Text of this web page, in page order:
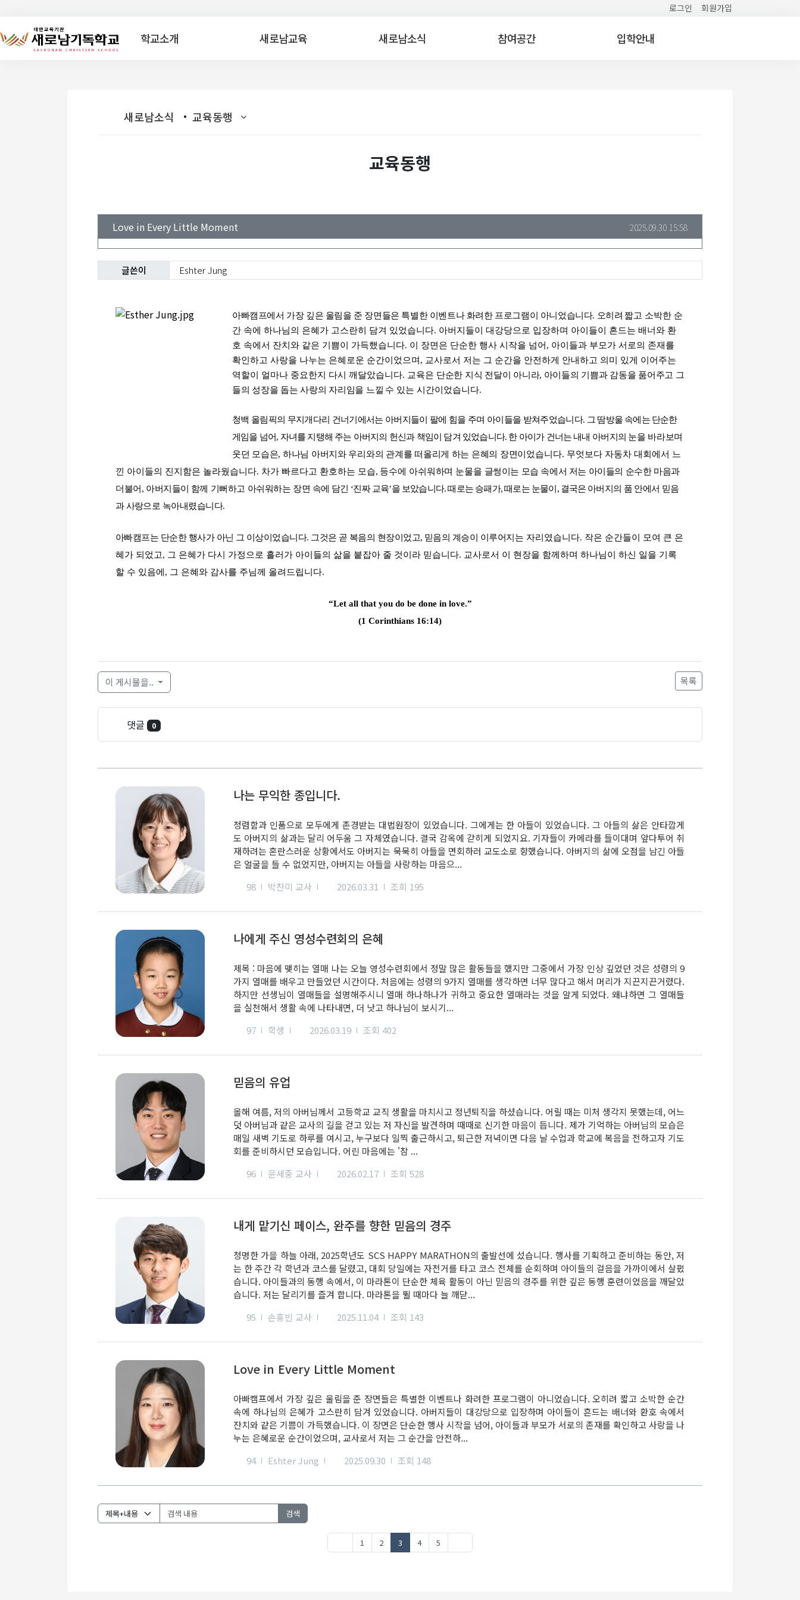
로그인 회원가입
학교소개 새로남교육 새로남소식 참여공간 입학안내
새로남소식 교육동행
교육동행
Love in Every Little Moment 2025.09.30 15:58
글쓴이 Eshter Jung
아빠캠프에서 가장 깊은 울림을 준 장면들은 특별한 이벤트나 화려한 프로그램이 아니었습니다. 오히려 짧고 소박한 순
간 속에 하나님의 은혜가 고스란히 담겨 있었습니다. 아버지들이 대강당으로 입장하며 아이들이 흔드는 배너와 환
호 속에서 잔치와 같은 기쁨이 가득했습니다. 이 장면은 단순한 행사 시작을 넘어 , 아이들과 부모가 서로의 존재를
확인하고 사랑을 나누는 은혜로운 순간이었으며 , 교사로서 저는 그 순간을 안전하게 안내하고 의미 있게 이어주는
역할이 얼마나 중요한지 다시 깨달았습니다. 교육은 단순한 지식 전달이 아니라, 아이들의 기쁨과 감동을 품어주고 그
들의 성장을 돕는 사랑의 자리임을 느낄 수 있는 시간이었습니다.
청백 올림픽의 무지개다리 건너기에서는 아버지들이 팔에 힘을 주며 아이들을 받쳐주었습니다. 그 땀방울 속에는 단순한
게임을 넘어, 자녀를 지탱해 주는 아버지의 헌신과 책임이 담겨 있었습니다. 한 아이가 건너는 내내 아버지의 눈을 바라보며
웃던 모습은, 하나님 아버지와 우리와의 관계를 떠올리게 하는 은혜의 장면이었습니다. 무엇보다 자동차 대회에서 느
낀 아이들의 진지함은 놀라웠습니다. 차가 빠르다고 환호하는 모습, 등수에 아쉬워하며 눈물을 글썽이는 모습 속에서 저는 아이들의 순수한 마음과
더불어 , 아버지들이 함께 기뻐하고 아쉬워하는 장면 속에 담긴 ‘진짜 교육’을 보았습니다.때로는 승패가,때로는 눈물이 , 결국은 아버지의 품 안에서 믿음
과 사랑으로 녹아내렸습니다.
아빠캠프는 단순한 행사가 아닌 그 이상이었습니다. 그것은 곧 복음의 현장이었고, 믿음의 계승이 이루어지는 자리였습니다. 작은 순간들이 모여 큰 은
혜가 되었고, 그 은혜가 다시 가정으로 흘러가 아이들의 삶을 붙잡아 줄 것이라 믿습니다. 교사로서 이 현장을 함께하며 하나님이 하신 일을 기록
할 수 있음에 , 그 은혜와 감사를 주님께 올려드립니다.
“Let all that you do be done in love.”
(1 Corinthians 16:14)
이 게시물을.. 목록
댓글 0
나는 무익한 종입니다.
청렴함과 인품으로 모두에게 존경받는 대법원장이 있었습니다. 그에게는 한 아들이 있었습니다. 그 아들의 삶은 안타깝게
도 아버지의 삶과는 달리 어두움 그 자체였습니다. 결국 감옥에 갇히게 되었지요. 기자들이 카메라를 들이대며 앞다투어 취
재하려는 혼란스러운 상황에서도 아버지는 묵묵히 아들을 면회하러 교도소로 향했습니다. 아버지의 삶에 오점을 남긴 아들
은 얼굴을 들 수 없었지만, 아버지는 아들을 사랑하는 마음으...
98
박찬미 교사 2026.03.31 조회 195
나에게 주신 영성수련회의 은혜
제목 : 마음에 맺히는 열매 나는 오늘 영성수련회에서 정말 많은 활동들을 했지만 그중에서 가장 인상 깊었던 것은 성령의 9
가지 열매를 배우고 만들었던 시간이다. 처음에는 성령의 9가지 열매를 생각하면 너무 많다고 해서 머리가 지끈지끈거렸다.
하지만 선생님이 열매들을 설명해주시니 열매 하나하나가 귀하고 중요한 열매라는 것을 알게 되었다. 왜냐하면 그 열매들
을 실천해서 생활 속에 나타내면, 더 낫고 하나님이 보시기...
97
학생 2026.03.19 조회 402
믿음의 유업
올해 여름, 저의 아버님께서 고등학교 교직 생활을 마치시고 정년퇴직을 하셨습니다. 어릴 때는 미처 생각지 못했는데, 어느
덧 아버님과 같은 교사의 길을 걷고 있는 저 자신을 발견하며 때때로 신기한 마음이 듭니다. 제가 기억하는 아버님의 모습은
매일 새벽 기도로 하루를 여시고, 누구보다 일찍 출근하시고, 퇴근한 저녁이면 다음 날 수업과 학교에 복음을 전하고자 기도
회를 준비하시던 모습입니다. 어린 마음에는 '참 ...
96
윤세중 교사 2026.02.17 조회 528
내게 맡기신 페이스, 완주를 향한 믿음의 경주
청명한 가을 하늘 아래, 2025학년도 SCS HAPPY MARATHON의 출발선에 섰습니다. 행사를 기획하고 준비하는 동안, 저
는 한 주간 각 학년과 코스를 달렸고, 대회 당일에는 자전거를 타고 코스 전체를 순회하며 아이들의 걸음을 가까이에서 살폈
습니다. 아이들과의 동행 속에서, 이 마라톤이 단순한 체육 활동이 아닌 믿음의 경주를 위한 깊은 동행 훈련이었음을 깨달았
습니다. 저는 달리기를 즐겨 합니다. 마라톤을 뛸 때마다 늘 깨닫...
95
손홍빈 교사 2025.11.04 조회 143
Love in Every Little Moment
아빠캠프에서 가장 깊은 울림을 준 장면들은 특별한 이벤트나 화려한 프로그램이 아니었습니다. 오히려 짧고 소박한 순간
속에 하나님의 은혜가 고스란히 담겨 있었습니다. 아버지들이 대강당으로 입장하며 아이들이 흔드는 배너와 환호 속에서
잔치와 같은 기쁨이 가득했습니다. 이 장면은 단순한 행사 시작을 넘어, 아이들과 부모가 서로의 존재를 확인하고 사랑을 나
누는 은혜로운 순간이었으며, 교사로서 저는 그 순간을 안전하...
94
Eshter Jung 2025.09.30 조회 148
검색
1 2 3 4 5